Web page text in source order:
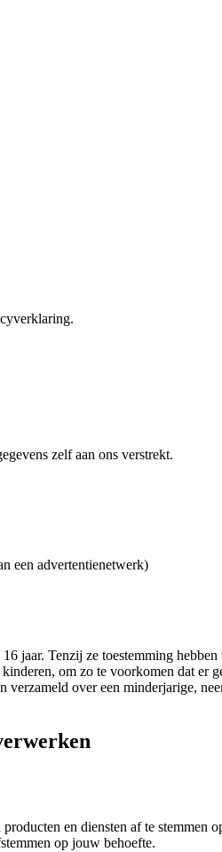
zelf aan ons verstrekt.
een advertentienetwerk)
jaar. Tenzij ze toestemming
om zo te voorkomen dat er
over een minderjarige,
en diensten af te stemmen
op jouw behoefte.